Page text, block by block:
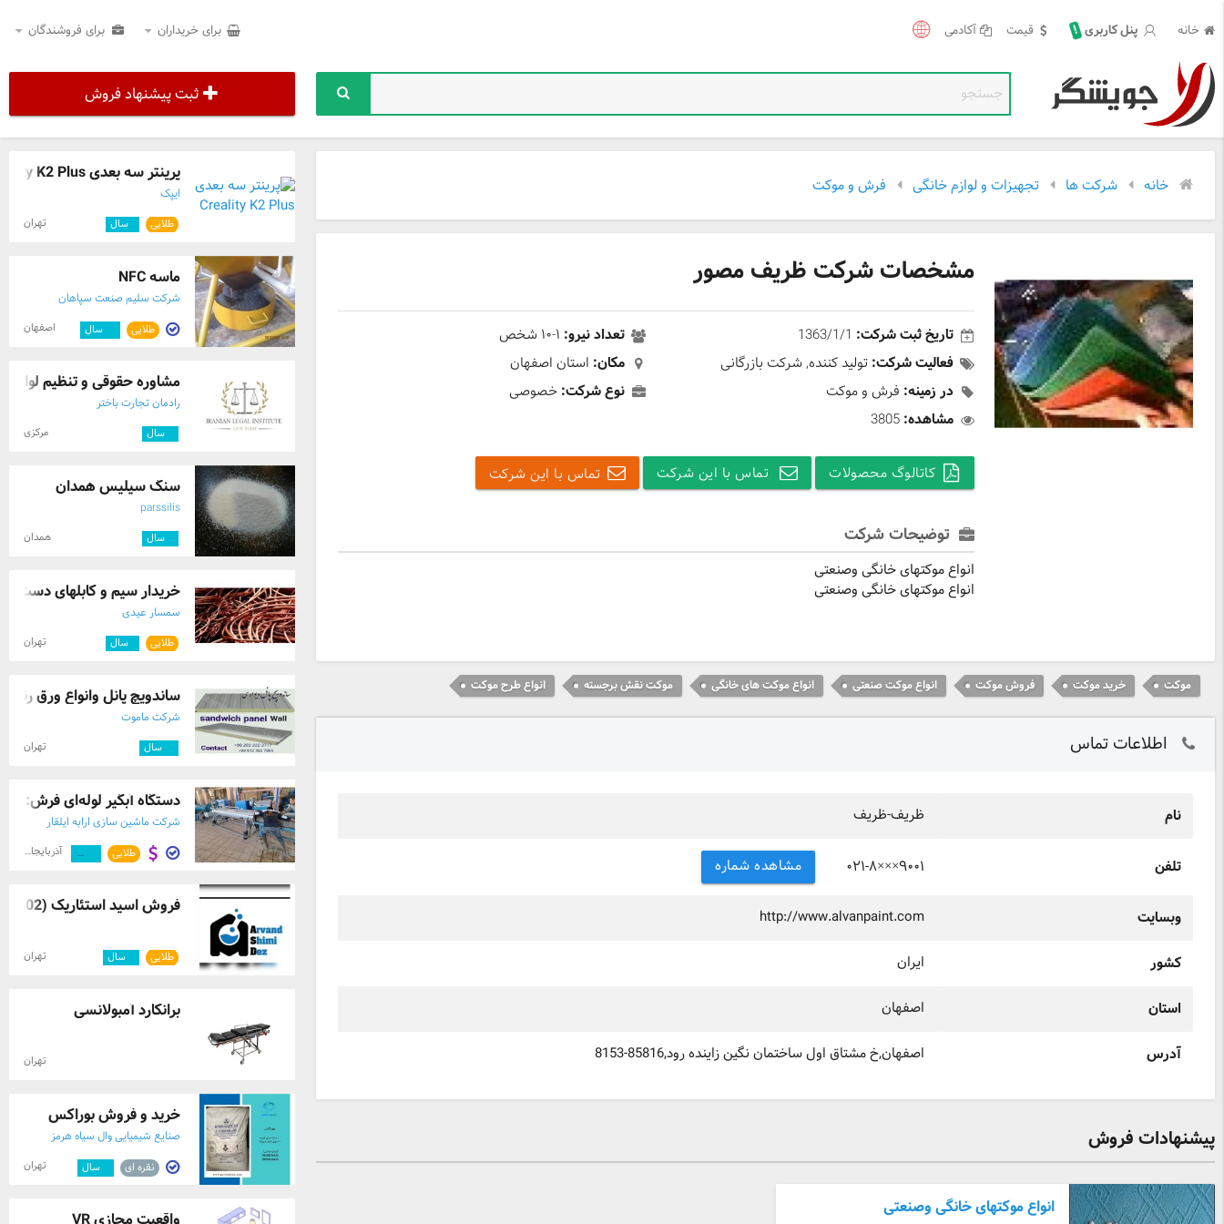
خانه پنل کاربری ! قیمت آکادمی برای خریداران برای فروشندگان
ثبت پیشنهاد فروش
خانه شرکت ها تجهیزات و لوازم خانگی فرش و موکت
مشخصات شرکت ظریف مصور
تاریخ ثبت شرکت: 1363/1/1 تعداد نیرو: ۱-۱۰ شخص
فعالیت شرکت:تولید کننده, شرکت بازرگانی مکان: استان اصفهان
در زمینه: فرش و موکت نوع شرکت:خصوصی
مشاهده:3805
کاتالوگ محصولات تماس با این شرکت تماس با این شرکت
توضیحات شرکت
انواع موکتهای خانگی وصنعتی
انواع موکتهای خانگی وصنعتی
موکت خرید موکت فروش موکت انواع موکت صنعتی انواع موکت های خانگی موکت نقش برجسته انواع طرح موکت
اطلاعات تماس
نام ظریف-ظریف
تلفن ۰۲۱-۸×××۹۰۰۱ مشاهده شماره
وبسایت http://www.alvanpaint.com
کشور ایران
استان اصفهان
آدرس اصفهان,خ مشتاق اول ساختمان نگین زاینده رود,85816-8153
پیشنهادات فروش
انواع موکتهای خانگی وصنعتی
پرینتر سه بعدی Creality K2 Plus
ایپک
طلایی سال تهران
ماسه NFC
شرکت سلیم صنعت سپاهان
طلایی سال اصفهان
مشاوره حقوقی و تنظیم
رادمان تجارت باختر
سال مرکزی
سنگ سیلیس همدان
parssilis
سال همدان
خریدار سیم و کابلهای دست
سمسار عیدی
طلایی سال تهران
ساندویچ پانل وانواع ورق
شرکت ماموت
سال تهران
دستگاه آبگیر لوله‌ای
شرکت ماشین سازی ارابه ایلقار
طلایی آذربایجان شرقی
فروش اسید استئاریک (1810.1801.1802)
طلایی سال تهران
برانکارد آمبولانسی
تهران
خرید و فروش بوراکس
صنایع شیمیایی وال سیاه هرمز
نقره ای سال تهران